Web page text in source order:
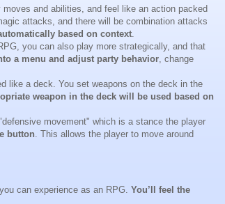
and abilities, and feel like an action packed
attacks, and there will be combination attacks
based on context.
you can also play more strategically, and that
a menu and adjust party behavior, change
like a deck. You set weapons on the deck in the
weapon in the deck will be used based on
movement" which is a stance the player
button. This allows the player to move around
can experience as an RPG. You’ll feel the